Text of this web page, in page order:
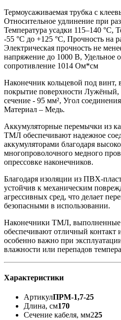
Термоусаживаемая трубка с
Относительное удлинение при
Температура усадки 115–140 °C,
-55 °C до +125 °C, Прочность на
Электрическая прочность не
напряжение до 1000 В, Удельное
сопротивление 1014 Ом*см
Наконечник кольцевой под
покрытие поверхности
сечение - 95 мм², Угол
Материал – Медь.
Аккумуляторные перемычки из
ТМЛ обеспечивают надежное
аккумуляторами благодаря
многопроволочного медного
опрессовке наконечников.
Благодаря изоляции из ПВХ-
устойчив к механическим
агрессивных сред, что делает
безопасными в использовании.
Наконечники ТМЛ, выполненные
обеспечивают отличный контакт
особенно важно при
влажности или перепадов
Характеристики
АртикулПРМ-1,7-25
Длина, см170
Сечение кабеля, мм225